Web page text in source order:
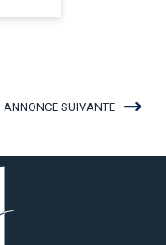
ANNONCE SUIVANTE